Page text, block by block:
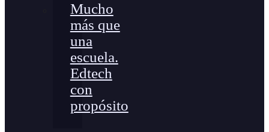
Mucho
más que
una
escuela.
Edtech
con
propósito